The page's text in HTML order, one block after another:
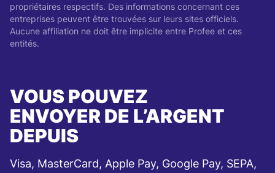
propriétaires respectifs. Des informations concernant ces
entreprises peuvent être trouvées sur leurs sites officiels.
Aucune affiliation ne doit être implicite entre Profee et ces
entités.
VOUS POUVEZ
ENVOYER DE L’ARGENT
DEPUIS
Visa, MasterCard, Apple Pay, Google Pay, SEPA,